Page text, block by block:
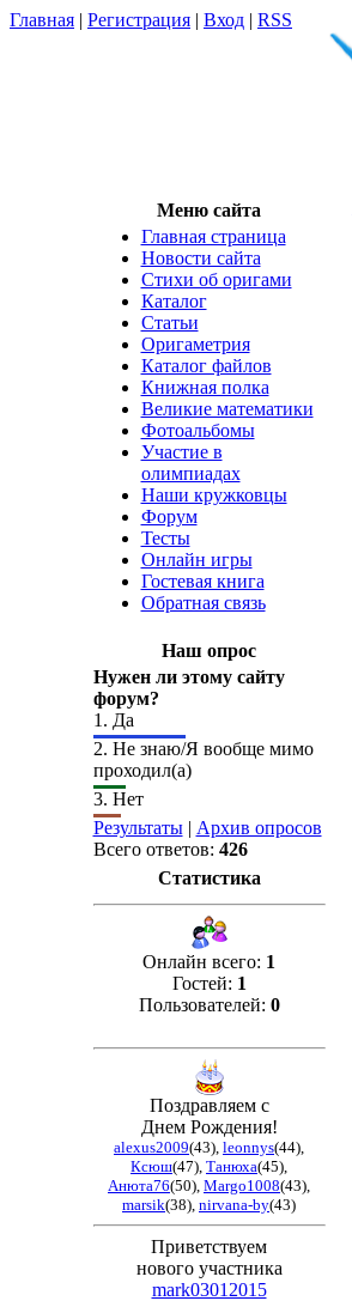
Главная | Регистрация | Вход | RSS
Меню сайта
Главная страница
Новости сайта
Cтихи об оригами
Каталог
Статьи
Оригаметрия
Каталог файлов
Книжная полка
Великие математики
Фотоальбомы
Участие в
олимпиадах
Наши кружковцы
Форум
Тесты
Онлайн игры
Гостевая книга
Обратная связь
Наш опрос
Нужен ли этому сайту
форум?
1. Да
2. Не знаю/Я вообще мимо
проходил(а)
3. Нет
Результаты| Архив опросов
Всего ответов: 426
Статистика
Онлайн всего: 1
Гостей: 1
Пользователей: 0
Поздравляем с
Днем Рождения!
alexus2009(43), leonnys(44),
Ксюш(47), Танюха(45),
Анюта76(50), Margo1008(43),
marsik(38), nirvana-by(43)
Приветствуем
нового участника
mark03012015